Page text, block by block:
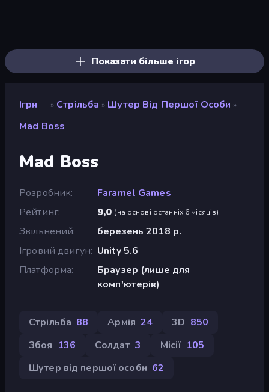
Показати більше ігор
Ігри » Стрільба » Шутер Від Першої Особи »
Mad Boss
Mad Boss
Розробник
Faramel Games
Рейтинг
9,0 (на основі останніх 6 місяців)
Звільнений
березень 2018 р.
Ігровий двигун Unity 5.6
Платформа
Браузер (лише для
комп'ютерів)
Стрільба 88 Армія 24 3D 850
Збоя 136 Солдат 3 Місії 105
Шутер від першої особи 62